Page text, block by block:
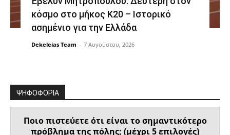
κόσμο στο μήκος Κ20 – Ιστορικό
ασημένιο για την Ελλάδα
Dekeleias Team - 7 Αυγούστου, 2026
ΨΗΦΟΦΟΡΙΑ
Ποιο πιστεύετε ότι είναι το σημαντικότερο
πρόβλημα της πόλης; (μέχρι 5 επιλογές)